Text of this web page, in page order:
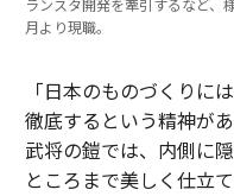
ランスタ開発を牽引するなど、
月より現職。
「日本のものづくりに
徹底するという精神が
武将の鎧では、内側に
ところまで美しく仕立